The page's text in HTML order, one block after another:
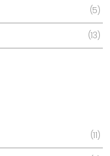
5
13
11